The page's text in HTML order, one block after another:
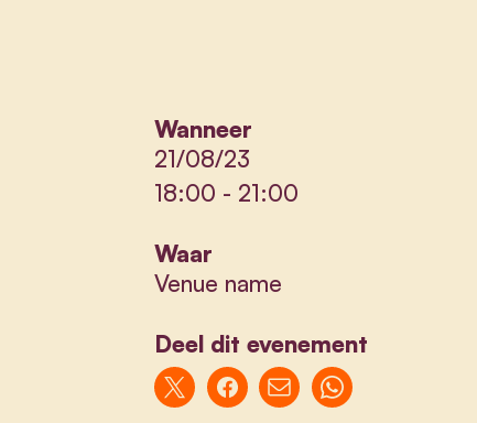
Wanneer
21/08/23
18:00 - 21:00
Waar
Venue name
Deel dit evenement